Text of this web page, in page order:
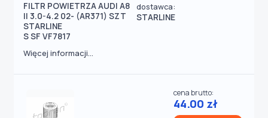
FILTR POWIETRZA AUDI A8
II 3.0-4.2 02- (AR371) SZT
STARLINE
S SF VF7817
dostawca:
STARLINE
Więcej informacji...
cena brutto:
44.00 zł